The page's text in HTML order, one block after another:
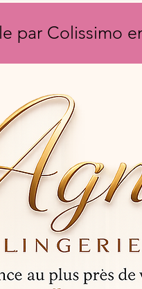
par Colissimo